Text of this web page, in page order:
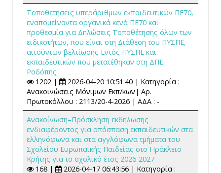
Τοποθετήσεις υπεράριθμων εκπαιδευτικών ΠΕ70,
εναπομείναντα οργανικά κενά ΠΕ70 και
προθεσμία για Δηλώσεις Τοποθέτησης όλων των
ειδικοτήτων, που είναι στη Διάθεση του ΠΥΣΠΕ,
αιτούντων βελτίωσης Εντός ΠΥΣΠΕ και
εκπαιδευτικών που μετατέθηκαν στη ΔΠΕ
Ροδόπης
1202 |
2026-04-20 10:51:40 | Κατηγορία :
Ανακοινώσεις Μόνιμων Εκπ/κων| Αρ.
Πρωτοκόλλου : 2113/20-4-2026 | ΑΔΑ : -
Ανακοίνωση–Πρόσκληση εκδήλωσης
ενδιαφέροντος για απόσπαση εκπαιδευτικών στα
ελληνόφωνα και στα αγγλόφωνα τμήματα του
Σχολείου Ευρωπαϊκής Παιδείας στο Ηράκλειο
Κρήτης για το σχολικό έτος 2026-2027
168 |
2026-04-17 06:43:56 | Κατηγορία :